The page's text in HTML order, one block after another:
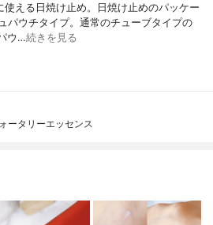
える日焼け止め。日焼け止めのパッケー
パウチタイプ。通常のチューブタイプの
ウ…続きを見る
ータリーエッセンス